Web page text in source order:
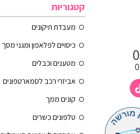
קטגוריות
מעבדת תיקונים
כיסויים לפלאפון ומגני מסך
מטענים וכבלים
אביזרי רכב לסמארטפונים
קונים ממך
טלפונים כשרים